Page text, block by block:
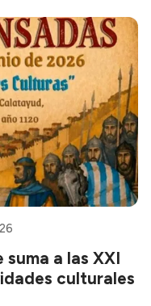
suma a las XXI
culturales